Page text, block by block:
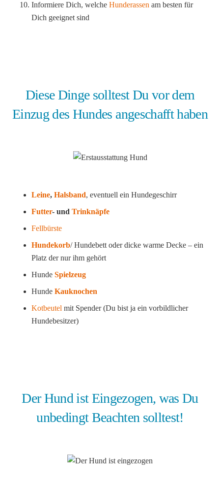
Informiere Dich, welche Hunderassen am besten für
Dich geeignet sind
Diese Dinge solltest Du vor dem
Einzug des Hundes angeschafft haben
Leine, Halsband, eventuell ein Hundegeschirr
Futter- und Trinknäpfe
Fellbürste
Hundekorb/ Hundebett oder dicke warme Decke – ein
Platz der nur ihm gehört
Hunde Spielzeug
Hunde Kauknochen
Kotbeutel mit Spender (Du bist ja ein vorbildlicher
Hundebesitzer)
Der Hund ist Eingezogen, was Du
unbedingt Beachten solltest!